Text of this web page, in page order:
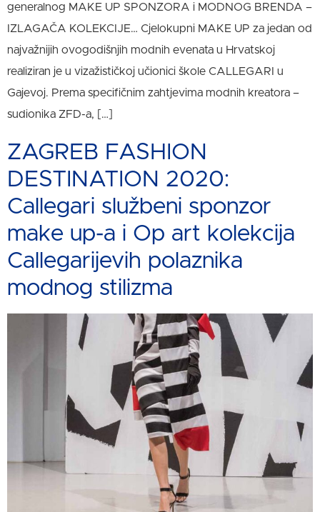
generalnog MAKE UP SPONZORA i MODNOG BRENDA –
IZLAGAČA KOLEKCIJE… Cjelokupni MAKE UP za jedan od
najvažnijih ovogodišnjih modnih evenata u Hrvatskoj
realiziran je u vizažističkoj učionici škole CALLEGARI u
Gajevoj. Prema specifičnim zahtjevima modnih kreatora –
sudionika ZFD-a, […]
ZAGREB FASHION
DESTINATION 2020:
Callegari službeni sponzor
make up-a i Op art kolekcija
Callegarijevih polaznika
modnog stilizma